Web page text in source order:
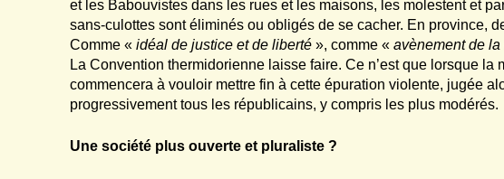
et les Babouvistes dans les rues et les maisons, les molestent et
sans-culottes sont éliminés ou obligés de se cacher. En province,
Comme «idéal de justice et de liberté », comme «avènement de
La Convention thermidorienne laisse faire. Ce n’est que lorsque la
commencera à vouloir mettre fin à cette épuration violente, jugée
progressivement tous les républicains, y compris les plus modérés.
Une société plus ouverte et pluraliste ?